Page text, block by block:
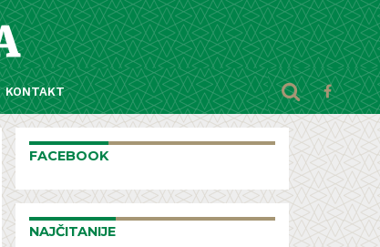
KONTAKT
FACEBOOK
NAJČITANIJE